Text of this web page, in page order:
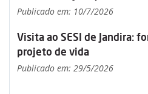
Publicado em: 10/7/2026
Visita ao SESI de Jandira:
projeto de vida
Publicado em: 29/5/2026